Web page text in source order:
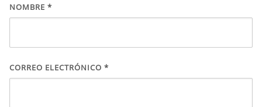
NOMBRE *
CORREO ELECTRÓNICO *